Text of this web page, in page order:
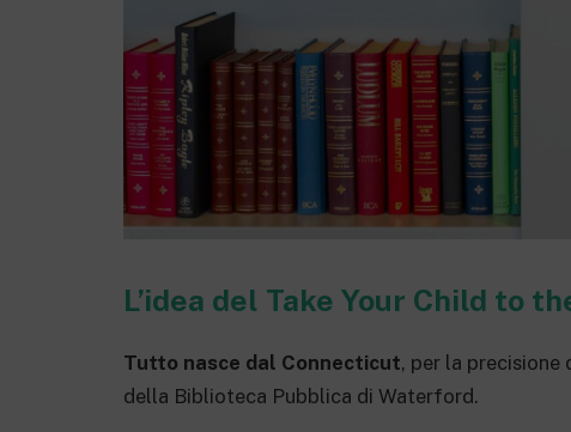
L’idea del Take Your Child to
Tutto nasce dal Connecticut, per la precisione
della Biblioteca Pubblica di Waterford.